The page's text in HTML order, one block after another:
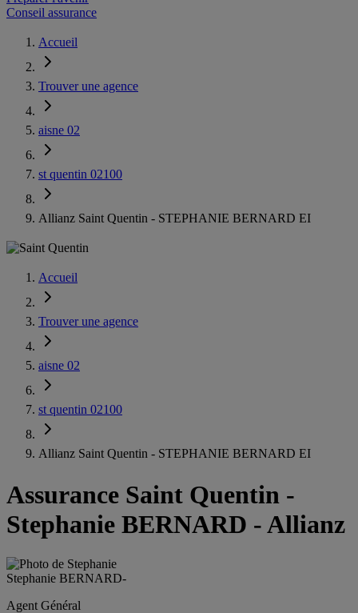
Conseil assurance
Accueil
Trouver une agence
aisne 02
st quentin 02100
Allianz Saint Quentin - STEPHANIE BERNARD EI
Accueil
Trouver une agence
aisne 02
st quentin 02100
Allianz Saint Quentin - STEPHANIE BERNARD EI
Assurance Saint Quentin -
Stephanie BERNARD - Allianz
Stephanie BERNARD-
Agent Général